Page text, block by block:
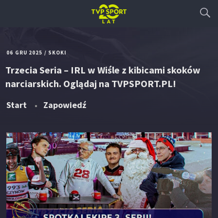
06 GRU 2025 / SKOKI
Trzecia Seria – IRL w Wiśle z kibicami skoków
narciarskich. Oglądaj na TVPSPORT.PL!
Start Zapowiedź